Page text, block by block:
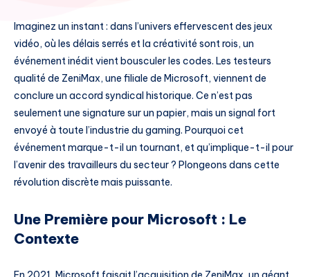
Imaginez un instant : dans l’univers effervescent des jeux
vidéo, où les délais serrés et la créativité sont rois, un
événement inédit vient bousculer les codes. Les testeurs
qualité de ZeniMax, une filiale de Microsoft, viennent de
conclure un accord syndical historique. Ce n’est pas
seulement une signature sur un papier, mais un signal fort
envoyé à toute l’industrie du gaming. Pourquoi cet
événement marque-t-il un tournant, et qu’implique-t-il pour
l’avenir des travailleurs du secteur ? Plongeons dans cette
révolution discrète mais puissante.
Une Première pour Microsoft : Le
Contexte